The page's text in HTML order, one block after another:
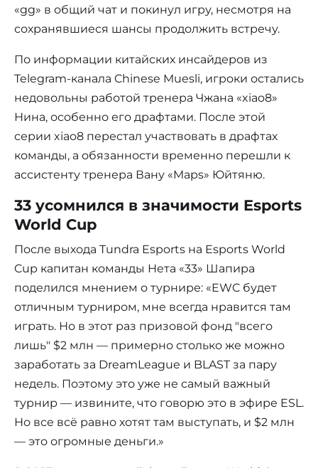
«gg» в общий чат и покинул игру, несмотря на
сохранявшиеся шансы продолжить встречу.
По информации китайских инсайдеров из
Telegram-канала Chinese Muesli, игроки остались
недовольны работой тренера Чжана «xiao8»
Нина, особенно его драфтами. После этой
серии xiao8 перестал участвовать в драфтах
команды, а обязанности временно перешли к
ассистенту тренера Вану «Maps» Юйтяню.
33 усомнился в значимости Esports
World Cup
После выхода Tundra Esports на Esports World
Cup капитан команды Нета «33» Шапира
поделился мнением о турнире: «EWC будет
отличным турниром, мне всегда нравится там
играть. Но в этот раз призовой фонд "всего
лишь" $2 млн — примерно столько же можно
заработать за DreamLeague и BLAST за пару
недель. Поэтому это уже не самый важный
турнир — извините, что говорю это в эфире ESL.
Но все всё равно хотят там выступать, и $2 млн
— это огромные деньги.»